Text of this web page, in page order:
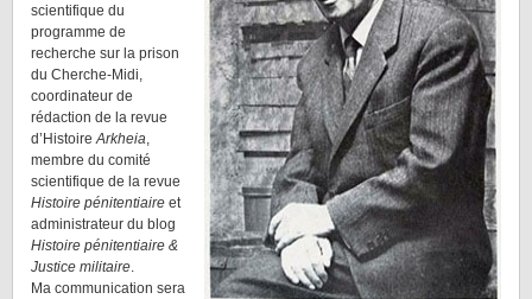
scientifique du
programme de
recherche sur la prison
du Cherche-Midi,
coordinateur de
rédaction de la revue
d’HistoireArkheia,
membre du comité
scientifique de la revue
Histoire pénitentiaire et
administrateur du blog
Histoire pénitentiaire &
Justice militaire.
Ma communication sera